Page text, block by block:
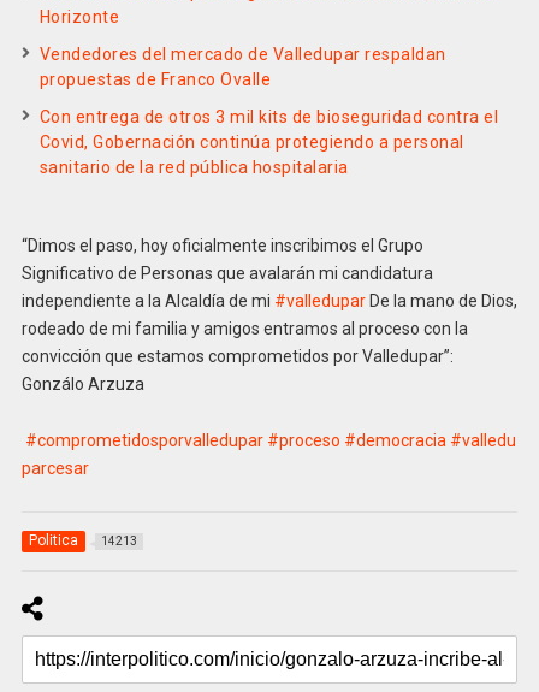
Horizonte
Vendedores del mercado de Valledupar respaldan
propuestas de Franco Ovalle
Con entrega de otros 3 mil kits de bioseguridad contra el
Covid, Gobernación continúa protegiendo a personal
sanitario de la red pública hospitalaria
“Dimos el paso, hoy oficialmente inscribimos el Grupo
Significativo de Personas que avalarán mi candidatura
independiente a la Alcaldía de mi #valleduparDe la mano de Dios,
rodeado de mi familia y amigos entramos al proceso con la
convicción que estamos comprometidos por Valledupar”:
Gonzálo Arzuza
#comprometidosporvalledupar #proceso #democracia #valledu
parcesar
Politica 14213